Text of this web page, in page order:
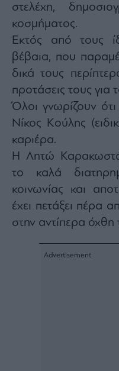
στελέχη,
κοσμήματος.
Εκτός από τους
βέβαια, που
δικά τους
προτάσεις τους για
Όλοι γνωρίζουν
Νίκος Κούλης
καριέρα.
Η Λητώ
το καλά
κοινωνίας και
έχει πετάξει πέρα
στην αντίπερα όχθη